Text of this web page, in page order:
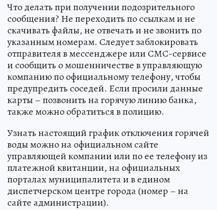
Что делать при получении подозрительного
сообщения? Не переходить по ссылкам и не
скачивать файлы, не отвечать и не звонить по
указанным номерам. Следует заблокировать
отправителя в мессенджере или СМС-сервисе
и сообщить о мошенничестве в управляющую
компанию по официальному телефону, чтобы
предупредить соседей. Если просили данные
карты – позвонить на горячую линию банка,
также можно обратиться в полицию.
Узнать настоящий график отключения горячей
воды можно на официальном сайте
управляющей компании или по ее телефону из
платежной квитанции, на официальных
порталах муниципалитета и в едином
диспетчерском центре города (номер – на
сайте администрации).